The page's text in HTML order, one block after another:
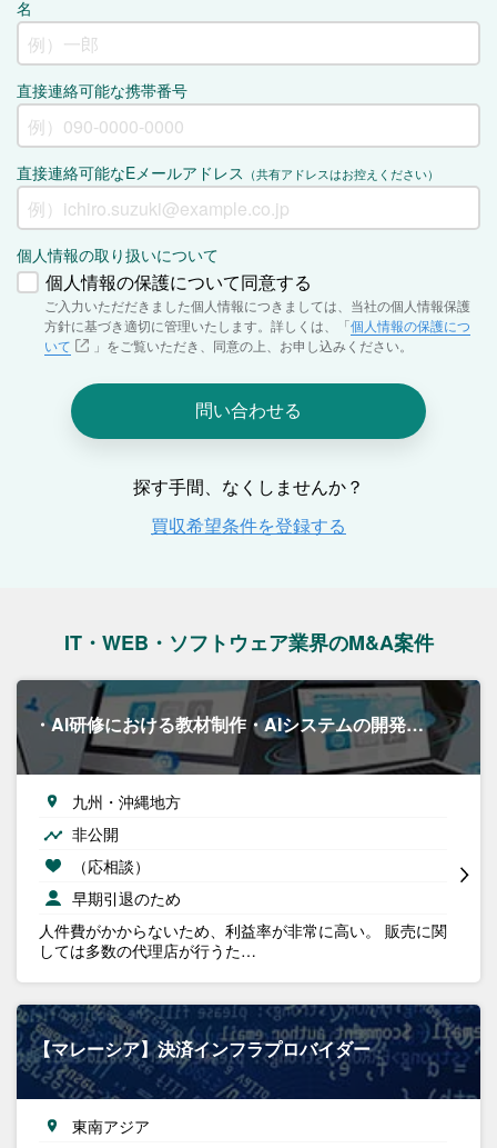
IT・WEB・ソフトウェア業界のM&A案件
・AI研修における教材制作・AIシステムの開発…
九州・沖縄地方
非公開
（応相談）
早期引退のため
人件費がかからないため、利益率が非常に高い。 販売に関
しては多数の代理店が行うた…
【マレーシア】決済インフラプロバイダー
東南アジア